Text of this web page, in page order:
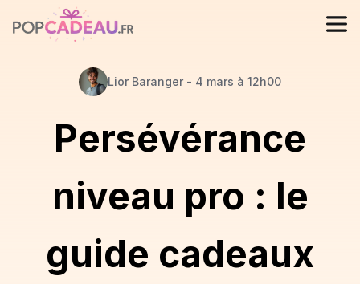
Lior Baranger - 4 mars à 12h00
Persévérance
niveau pro : le
guide cadeaux